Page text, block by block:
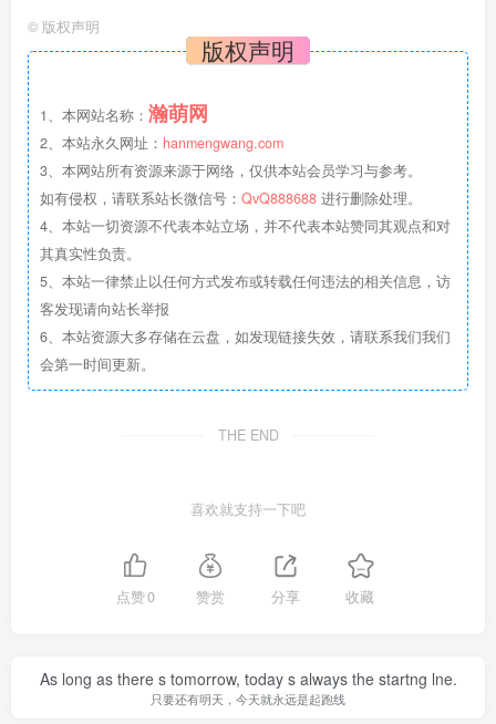
© 版权声明
版权声明
1、本网站名称： 瀚萌网
2、本站永久网址： hanmengwang.com
3、本网站所有资源来源于网络，仅供本站会员学习与参考。
如有侵权，请联系站长微信号： QvQ888688 进行删除处理。
4、本站一切资源不代表本站立场，并不代表本站赞同其观点和对
其真实性负责。
5、本站一律禁止以任何方式发布或转载任何违法的相关信息，访
客发现请向站长举报
6、本站资源大多存储在云盘，如发现链接失效，请联系我们我们
会第一时间更新。
THE END
喜欢就支持一下吧
点赞0 赞赏 分享 收藏
As long as there s tomorrow, today s always the startng lne.
只要还有明天，今天就永远是起跑线